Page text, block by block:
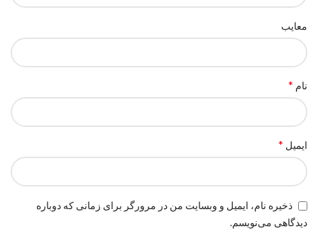
معایب
نام *
ایمیل *
ذخیره نام، ایمیل و وبسایت من در مرورگر برای زمانی که دوباره
دیدگاهی می‌نویسم.